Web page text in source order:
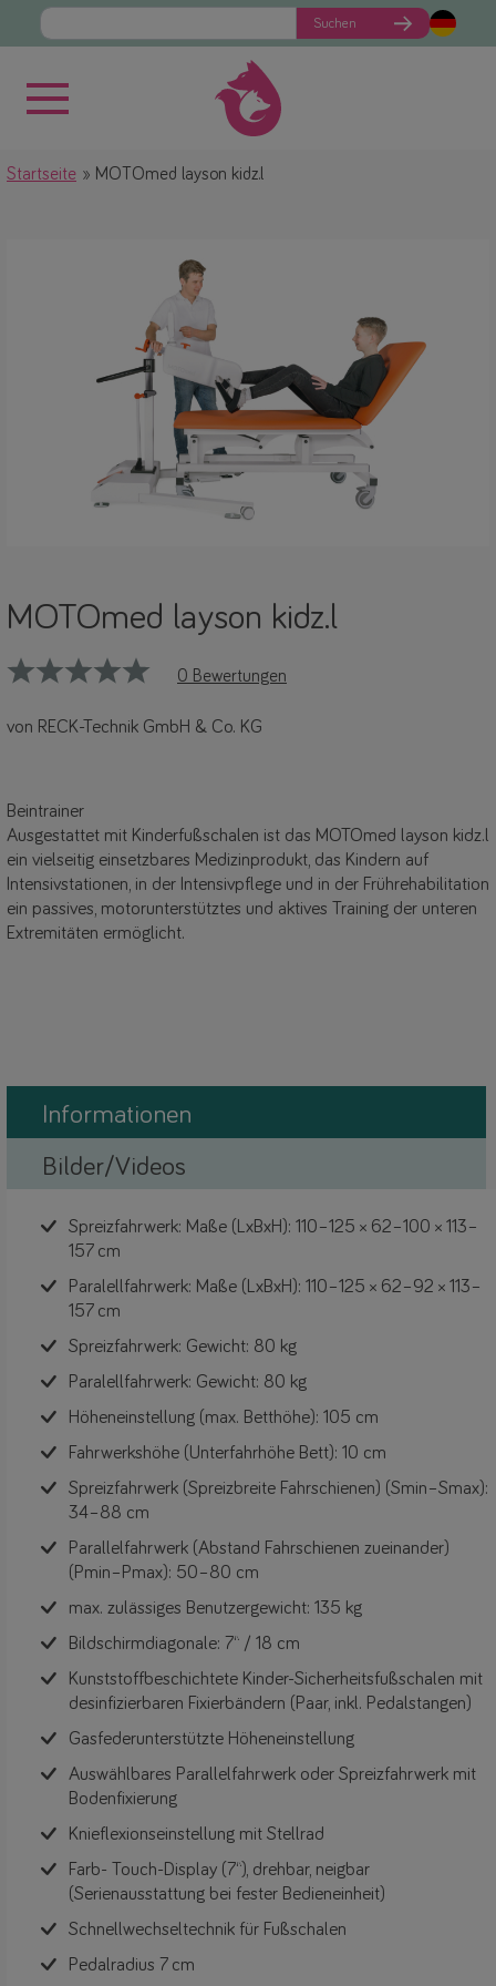
Suchen
Startseite MOTOmed layson kidz.l
MOTOmed layson kidz.l
0 Bewertungen
von RECK-Technik GmbH & Co. KG
Beintrainer
Ausgestattet mit Kinderfußschalen ist das MOTOmed layson kidz.l
ein vielseitig einsetzbares Medizinprodukt, das Kindern auf
Intensivstationen, in der Intensivpflege und in der Frührehabilitation
ein passives, motorunterstütztes und aktives Training der unteren
Extremitäten ermöglicht.
Informationen
Bilder/Videos
Spreizfahrwerk: Maße (LxBxH): 110–125 × 62–100 × 113–
157 cm
Paralellfahrwerk: Maße (LxBxH): 110–125 × 62–92 × 113–
157 cm
Spreizfahrwerk: Gewicht: 80 kg
Paralellfahrwerk: Gewicht: 80 kg
Höheneinstellung (max. Betthöhe): 105 cm
Fahrwerkshöhe (Unterfahrhöhe Bett): 10 cm
Spreizfahrwerk (Spreizbreite Fahrschienen) (Smin–Smax):
34–88 cm
Parallelfahrwerk (Abstand Fahrschienen zueinander)
(Pmin–Pmax): 50–80 cm
max. zulässiges Benutzergewicht: 135 kg
Bildschirmdiagonale: 7“ / 18 cm
Kunststoffbeschichtete Kinder-Sicherheitsfußschalen mit
desinfizierbaren Fixierbändern (Paar, inkl. Pedalstangen)
Gasfederunterstützte Höheneinstellung
Auswählbares Parallelfahrwerk oder Spreizfahrwerk mit
Bodenfixierung
Knieflexionseinstellung mit Stellrad
Farb- Touch-Display (7“), drehbar, neigbar
(Serienausstattung bei fester Bedieneinheit)
Schnellwechseltechnik für Fußschalen
Pedalradius 7 cm